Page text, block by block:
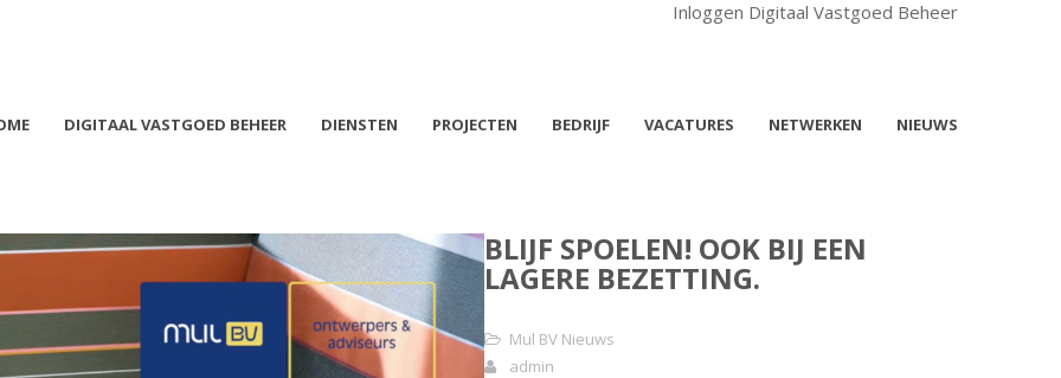
Inloggen Digitaal Vastgoed Beheer
DIGITAAL VASTGOED BEHEER DIENSTEN PROJECTEN BEDRIJF VACATURES NETWERKEN NIEUWS
BLIJF SPOELEN! OOK BIJ EEN
LAGERE BEZETTING.
Mul BV Nieuws
admin